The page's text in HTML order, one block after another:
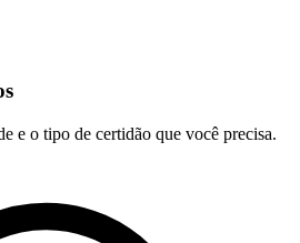
e o tipo de certidão que você precisa.